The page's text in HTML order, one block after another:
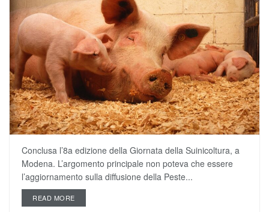
Conclusa l’8a edizione della Giornata della Suinicoltura, a
Modena. L’argomento principale non poteva che essere
l’aggiornamento sulla diffusione della Peste...
READ MORE